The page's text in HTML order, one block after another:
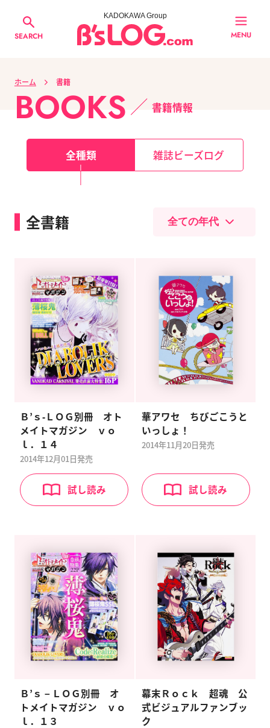
SEARCH
KADOKAWA Group
MENU
ホーム 書籍
BOOKS 書籍情報
全種類 雑誌ビーズログ
全書籍
Ｂ’ｓ‐ＬＯＧ別冊 オト
メイトマガジン ｖｏ
ｌ．１４
2014年12月01日発売
試し読み
華アワセ ちびごこうと
いっしょ！
2014年11月20日発売
試し読み
Ｂ’ｓ－ＬＯＧ別冊 オ
トメイトマガジン ｖｏ
ｌ．１３
幕末Ｒｏｃｋ 超魂 公
式ビジュアルファンブッ
ク